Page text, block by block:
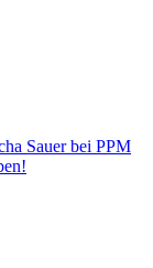
Sauer bei PPM